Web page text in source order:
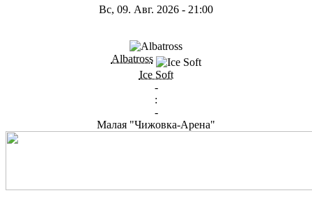
Вс, 09. Авг. 2026 - 21:00
Albatross
Ice Soft
-
:
-
Малая "Чижовка-Арена"